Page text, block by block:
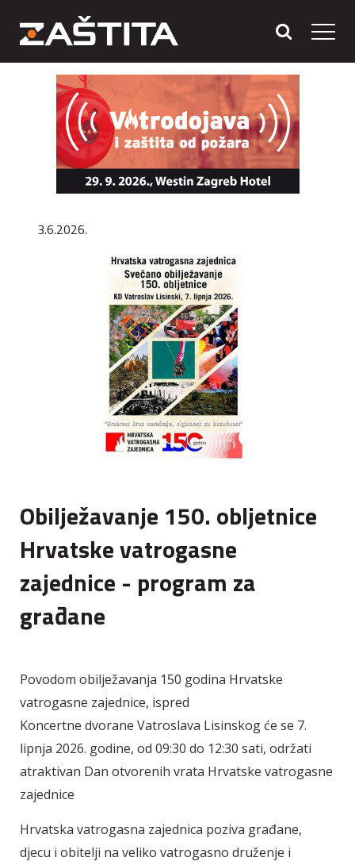
3.6.2026.
Obilježavanje 150. obljetnice
Hrvatske vatrogasne
zajednice - program za
građane
Povodom obilježavanja 150 godina Hrvatske
vatrogasne zajednice, ispred
Koncertne dvorane Vatroslava Lisinskog će se 7.
lipnja 2026. godine, od 09:30 do 12:30 sati, održati
atraktivan Dan otvorenih vrata Hrvatske vatrogasne
zajednice
Hrvatska vatrogasna zajednica poziva građane,
djecu i obitelji na veliko vatrogasno druženje i